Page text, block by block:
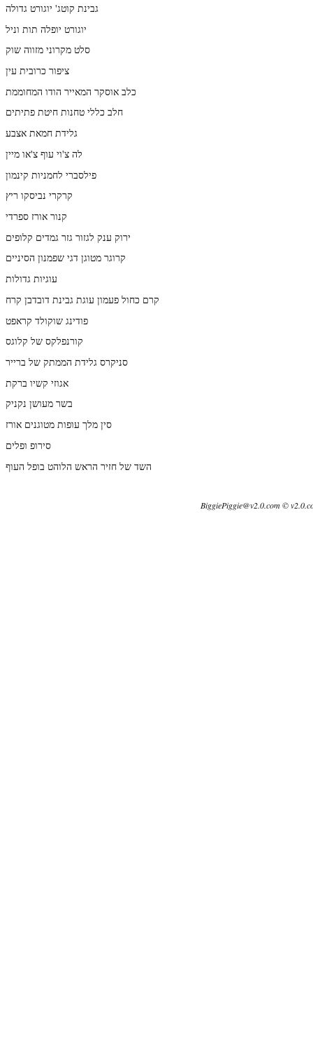
גבינת קוטג' יוגורט גדולה
יוגורט יופלה תות וניל
סלט מקרוני מזווה שוק
ציפור כרובית עין
כלב אוסקר המאייר הודו המחוממת
חלב כללי טחנות חיטת פתיתים
גלידת חמאת אצבע
לה צ'וי עוף צ'או מיין
פילסברי לחמניות קינמון
קרקרי נביסקו ריץ
קנור אורז ספרדי
ירוק ענק לגזור גזר גמדים קלופים
קרוגר מטוגן דגי שפמנון הסיניים
עוגיות גדולות
קרם כחול פעמון עוגת גבינת דובדבן קרח
פודינג שוקולד קראפט
קורנפלקס של קלוגס
סניקרס גלידת הממתק של ברייר
אגוזי קשיו ברקת
בשר מעושן נקניק
סין מלך עופות מטוגנים אורז
סירופ ופלים
השד של חזיר הראש הלוהט בופל העוף
BiggiePiggie@v2.0.com ©